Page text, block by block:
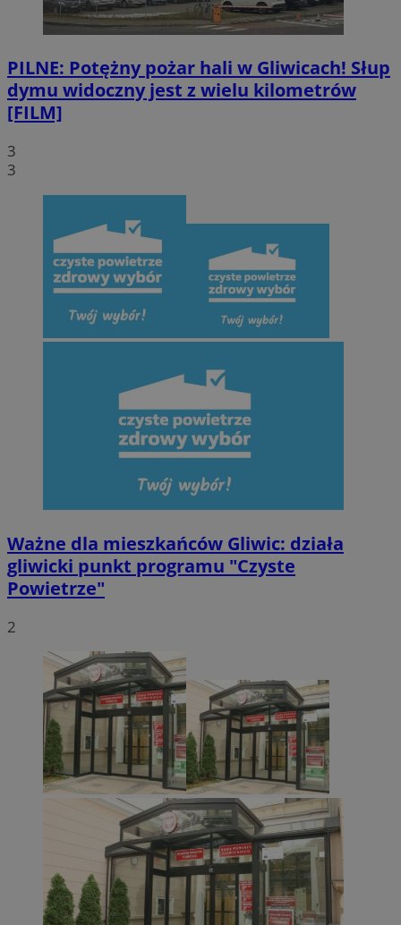
PILNE: Potężny pożar hali w Gliwicach! Słup
dymu widoczny jest z wielu kilometrów
[FILM]
3
3
Ważne dla mieszkańców Gliwic: działa
gliwicki punkt programu "Czyste
Powietrze"
2